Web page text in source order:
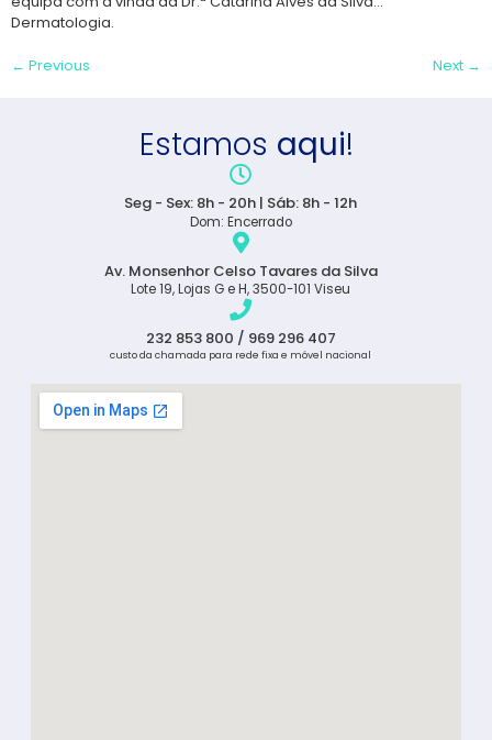
Dermatologia.
← Previous Next →
Estamos aqui!
Seg - Sex: 8h - 20h | Sáb: 8h - 12h
Dom: Encerrado
Av. Monsenhor Celso Tavares da Silva
Lote 19, Lojas G e H, 3500-101 Viseu
232 853 800 / 969 296 407
custo da chamada para rede fixa e móvel nacional